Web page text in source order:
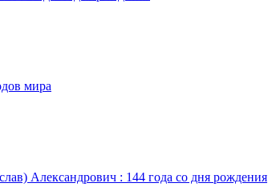
мира
Александрович : 144 года со дня рождения